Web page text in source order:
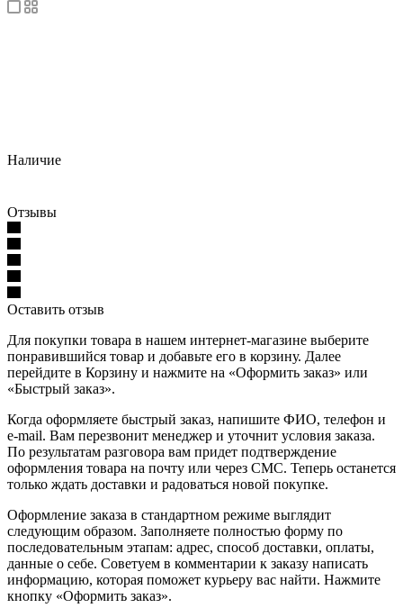
Наличие
Отзывы
Оставить отзыв
Для покупки товара в нашем интернет-магазине выберите
понравившийся товар и добавьте его в корзину. Далее
перейдите в Корзину и нажмите на «Оформить заказ» или
«Быстрый заказ».
Когда оформляете быстрый заказ, напишите ФИО, телефон и
e-mail. Вам перезвонит менеджер и уточнит условия заказа.
По результатам разговора вам придет подтверждение
оформления товара на почту или через СМС. Теперь останется
только ждать доставки и радоваться новой покупке.
Оформление заказа в стандартном режиме выглядит
следующим образом. Заполняете полностью форму по
последовательным этапам: адрес, способ доставки, оплаты,
данные о себе. Советуем в комментарии к заказу написать
информацию, которая поможет курьеру вас найти. Нажмите
кнопку «Оформить заказ».